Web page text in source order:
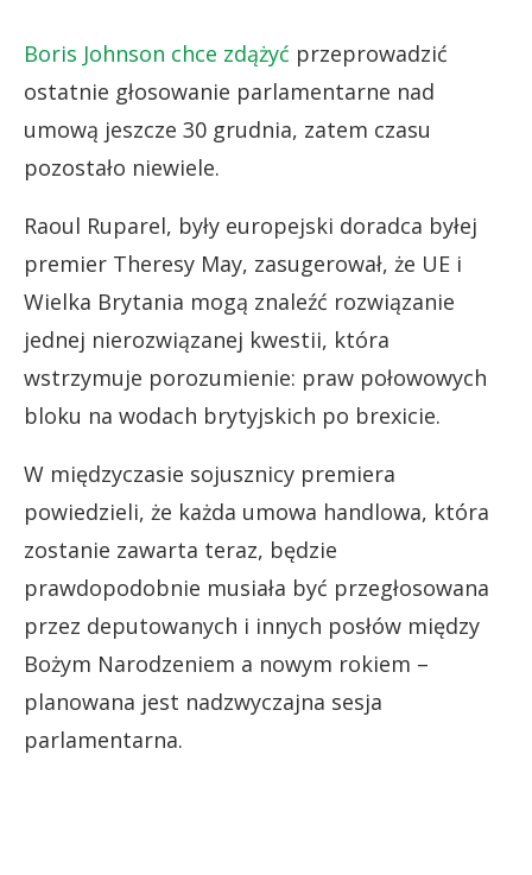
Boris Johnson chce zdążyć przeprowadzić
ostatnie głosowanie parlamentarne nad
umową jeszcze 30 grudnia, zatem czasu
pozostało niewiele.
Raoul Ruparel, były europejski doradca byłej
premier Theresy May, zasugerował, że UE i
Wielka Brytania mogą znaleźć rozwiązanie
jednej nierozwiązanej kwestii, która
wstrzymuje porozumienie: praw połowowych
bloku na wodach brytyjskich po brexicie.
W międzyczasie sojusznicy premiera
powiedzieli, że każda umowa handlowa, która
zostanie zawarta teraz, będzie
prawdopodobnie musiała być przegłosowana
przez deputowanych i innych posłów między
Bożym Narodzeniem a nowym rokiem –
planowana jest nadzwyczajna sesja
parlamentarna.